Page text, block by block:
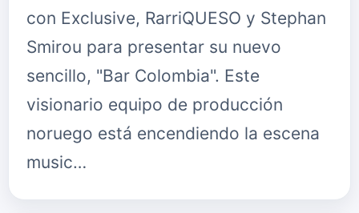
con Exclusive, RarriQUESO y Stephan
Smirou para presentar su nuevo
sencillo, "Bar Colombia". Este
visionario equipo de producción
noruego está encendiendo la escena
music…